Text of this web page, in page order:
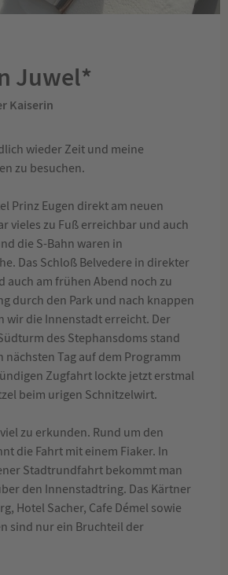
Juwel*
Kaiserin
wieder Zeit und meine
zu besuchen.
Prinz Eugen direkt am neuen
vieles zu Fuß erreichbar und auch
die S-Bahn waren in
Das Schloß Belvedere in direkter
auch am frühen Abend noch zu
durch den Park und nach knappen
wir die Innenstadt erreicht. Der
des Stephansdoms stand
nächsten Tag auf dem Programm
Zugfahrt lockte jetzt erstmal
beim urigen Schnitzelwirt.
zu erkunden. Rund um den
die Fahrt mit einem Fiaker. In
Stadtrundfahrt bekommt man
den Innenstadtring. Das Kärtner
Hotel Sacher, Cafe Démel sowie
sind nur ein Bruchteil der